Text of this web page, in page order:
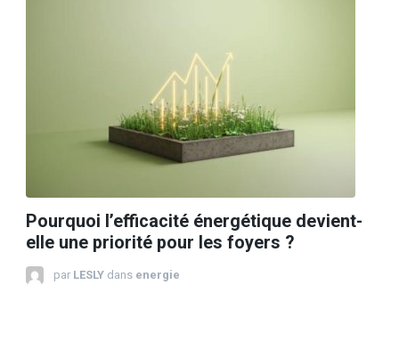
Pourquoi l’efficacité énergétique devient-
elle une priorité pour les foyers ?
par LESLY dans energie